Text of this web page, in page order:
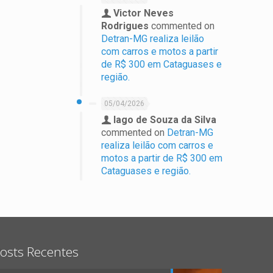
Victor Neves
Rodrigues commented on
Detran-MG realiza leilão
com carros e motos a partir
de R$ 300 em Cataguases e
região.
05/04/2026
Iago de Souza da Silva
commented on Detran-MG
realiza leilão com carros e
motos a partir de R$ 300 em
Cataguases e região.
Recentes